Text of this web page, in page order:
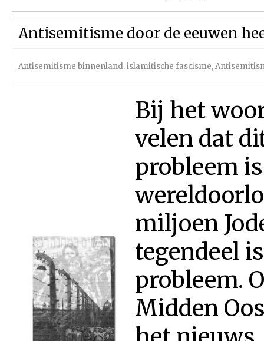
Antisemitisme door de eeuwen
Antisemitisme binnenland,islamitische fascisme,
Bij het
velen dat
probleem
miljoen
tegendeel
probleem.
Midden